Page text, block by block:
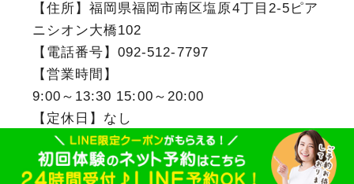
【住所】 福岡県福岡市南区塩原4丁目2-5ピア
ニシオン大橋102
【電話番号】092-512-7797
【営業時間】
9:00～13:30 15:00～20:00
【定休日】なし
Copyright(c)2018
.All Right Reserved.Design by (株)ゆいまーる
相互リンク